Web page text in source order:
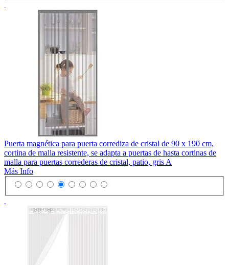
Puerta magnética para puerta corrediza de cristal de 90 x 190 cm,
cortina de malla resistente, se adapta a puertas de hasta cortinas de
malla para puertas correderas de cristal, patio, gris A
Más Info